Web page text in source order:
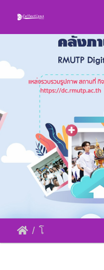
โครงการส่งเสริมและพัฒนานักศึกษาสู่การเป็นผู้ประกอบการยุคใหม่